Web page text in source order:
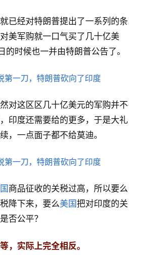
已经对特朗普提出了一系列的条
美军购就一口气买了几十亿美
的时候也一并由特朗普公告了。
对这区区几十亿美元的军购并不
印度还需要给的更多，于是大礼
，一点面子都不给莫迪。
商品征收的关税过高，所以要么
降下来，要么美国把对印度的关
否公平？
，实际上完全相反。